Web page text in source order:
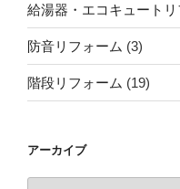
給湯器・エコキュートリ
防音リフォーム (3)
階段リフォーム (19)
アーカイブ